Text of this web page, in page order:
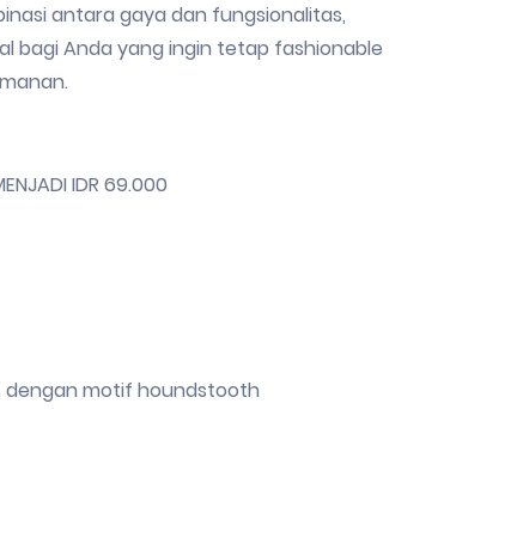
antara gaya dan fungsionalitas,
bagi Anda yang ingin tetap fashionable
IDR 69.000
dengan motif houndstooth